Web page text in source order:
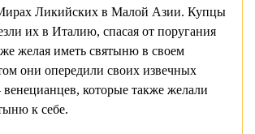
Ликийских в Малой Азии. Купцы
их в Италию, спасая от поругания
желая иметь святыню в своем
они опередили своих извечных
венецианцев, которые также желали
к себе.